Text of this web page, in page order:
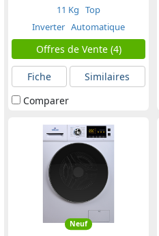
11 Kg Top
Inverter Automatique
Offres de Vente (4)
Fiche
Similaires
Comparer
Neuf